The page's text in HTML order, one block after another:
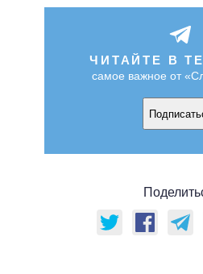
ЧИТАЙТЕ В
самое важное от